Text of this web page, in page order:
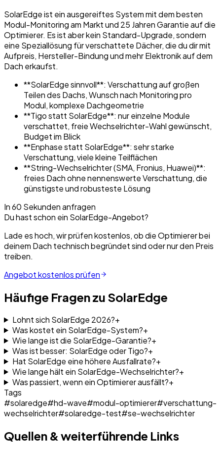
SolarEdge ist ein ausgereiftes System mit dem besten
Modul-Monitoring am Markt und 25 Jahren Garantie auf die
Optimierer. Es ist aber kein Standard-Upgrade, sondern
eine Speziallösung für verschattete Dächer, die du dir mit
Aufpreis, Hersteller-Bindung und mehr Elektronik auf dem
Dach erkaufst.
**SolarEdge sinnvoll**: Verschattung auf großen
Teilen des Dachs, Wunsch nach Monitoring pro
Modul, komplexe Dachgeometrie
**Tigo statt SolarEdge**: nur einzelne Module
verschattet, freie Wechselrichter-Wahl gewünscht,
Budget im Blick
**Enphase statt SolarEdge**: sehr starke
Verschattung, viele kleine Teilflächen
**String-Wechselrichter (SMA, Fronius, Huawei)**:
freies Dach ohne nennenswerte Verschattung, die
günstigste und robusteste Lösung
In 60 Sekunden anfragen
Du hast schon ein SolarEdge-Angebot?
Lade es hoch, wir prüfen kostenlos, ob die Optimierer bei
deinem Dach technisch begründet sind oder nur den Preis
treiben.
Angebot kostenlos prüfen
Häufige Fragen zu SolarEdge
Lohnt sich SolarEdge 2026?+
Was kostet ein SolarEdge-System?+
Wie lange ist die SolarEdge-Garantie?+
Was ist besser: SolarEdge oder Tigo?+
Hat SolarEdge eine höhere Ausfallrate?+
Wie lange hält ein SolarEdge-Wechselrichter?+
Was passiert, wenn ein Optimierer ausfällt?+
Tags
#solaredge#hd-wave#modul-optimierer#verschattung-
wechselrichter#solaredge-test#se-wechselrichter
Quellen & weiterführende Links